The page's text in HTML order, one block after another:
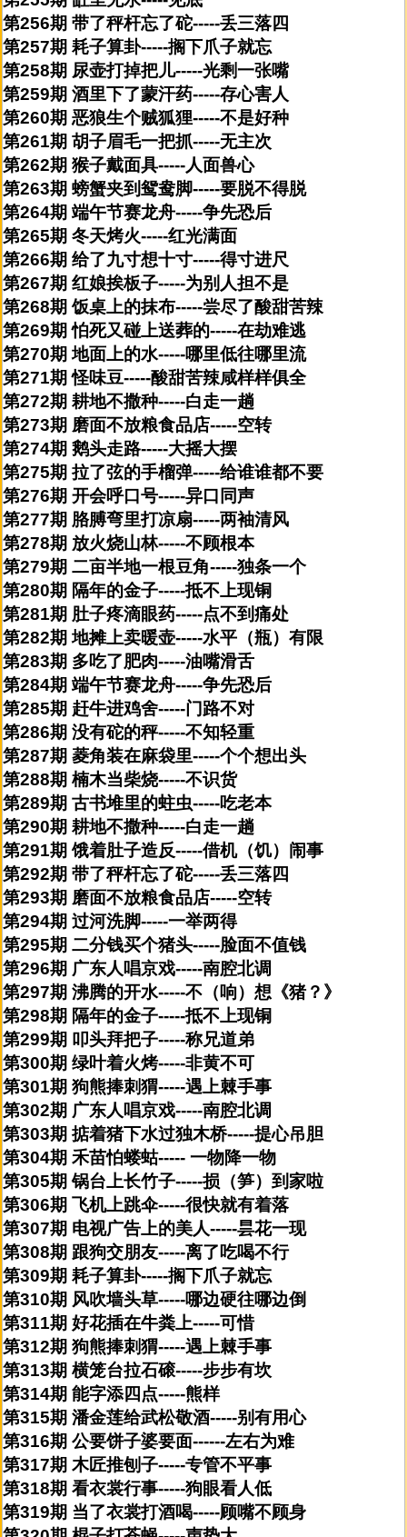
第256期 带了秤杆忘了砣-----丢三落四
第257期 耗子算卦-----搁下爪子就忘
第258期 尿壶打掉把儿-----光剩一张嘴
第259期 酒里下了蒙汗药-----存心害人
第260期 恶狼生个贼狐狸-----不是好种
第261期 胡子眉毛一把抓-----无主次
第262期 猴子戴面具-----人面兽心
第263期 螃蟹夹到鸳鸯脚-----要脱不得脱
第264期 端午节赛龙舟-----争先恐后
第265期 冬天烤火-----红光满面
第266期 给了九寸想十寸-----得寸进尺
第267期 红娘挨板子-----为别人担不是
第268期 饭桌上的抹布-----尝尽了酸甜苦辣
第269期 怕死又碰上送葬的-----在劫难逃
第270期 地面上的水-----哪里低往哪里流
第271期 怪味豆-----酸甜苦辣咸样样俱全
第272期 耕地不撒种-----白走一趟
第273期 磨面不放粮食品店-----空转
第274期 鹅头走路-----大摇大摆
第275期 拉了弦的手榴弹-----给谁谁都不要
第276期 开会呼口号-----异口同声
第277期 胳膊弯里打凉扇-----两袖清风
第278期 放火烧山林-----不顾根本
第279期 二亩半地一根豆角-----独条一个
第280期 隔年的金子-----抵不上现铜
第281期 肚子疼滴眼药-----点不到痛处
第282期 地摊上卖暖壶-----水平（瓶）有限
第283期 多吃了肥肉-----油嘴滑舌
第284期 端午节赛龙舟-----争先恐后
第285期 赶牛进鸡舍-----门路不对
第286期 没有砣的秤-----不知轻重
第287期 菱角装在麻袋里-----个个想出头
第288期 楠木当柴烧-----不识货
第289期 古书堆里的蛀虫-----吃老本
第290期 耕地不撒种-----白走一趟
第291期 饿着肚子造反-----借机（饥）闹事
第292期 带了秤杆忘了砣-----丢三落四
第293期 磨面不放粮食品店-----空转
第294期 过河洗脚-----一举两得
第295期 二分钱买个猪头-----脸面不值钱
第296期 广东人唱京戏-----南腔北调
第297期 沸腾的开水-----不（响）想《猪？》
第298期 隔年的金子-----抵不上现铜
第299期 叩头拜把子-----称兄道弟
第300期 绿叶着火烤-----非黄不可
第301期 狗熊捧刺猬-----遇上棘手事
第302期 广东人唱京戏-----南腔北调
第303期 掂着猪下水过独木桥-----提心吊胆
第304期 禾苗怕蝼蛄----- 一物降一物
第305期 锅台上长竹子-----损（笋）到家啦
第306期 飞机上跳伞-----很快就有着落
第307期 电视广告上的美人-----昙花一现
第308期 跟狗交朋友-----离了吃喝不行
第309期 耗子算卦-----搁下爪子就忘
第310期 风吹墙头草-----哪边硬往哪边倒
第311期 好花插在牛粪上-----可惜
第312期 狗熊捧刺猬-----遇上棘手事
第313期 横笼台拉石磙-----步步有坎
第314期 能字添四点-----熊样
第315期 潘金莲给武松敬酒-----别有用心
第316期 公要饼子婆要面------左右为难
第317期 木匠推刨子-----专管不平事
第318期 看衣裳行事-----狗眼看人低
第319期 当了衣裳打酒喝-----顾嘴不顾身